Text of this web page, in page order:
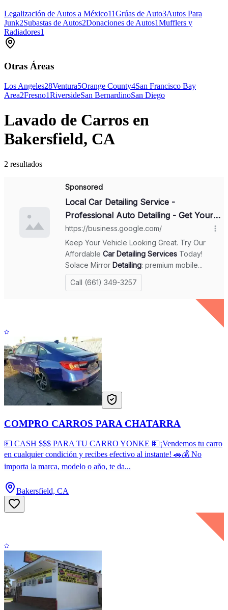
Legalización de Autos a México11Grúas de Auto3Autos Para
Junk2Subastas de Autos2Donaciones de Autos1Mufflers y
Radiadores1
Otras Áreas
Los Angeles28Ventura5Orange County4San Francisco Bay
Area2Fresno1RiversideSan BernardinoSan Diego
Lavado de Carros en
Bakersfield, CA
2 resultados
COMPRO CARROS PARA CHATARRA
💵 CASH $$$ PARA TU CARRO YONKE 💵¡Vendemos tu carro
en cualquier condición y recibes efectivo al instante! 🚗💰 No
importa la marca, modelo o año, te da...
Bakersfield, CA